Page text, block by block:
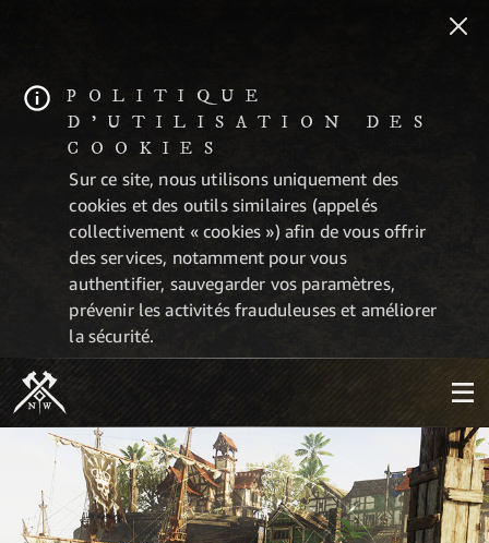
POLITIQUE
D'UTILISATION DES
COOKIES
Sur ce site, nous utilisons uniquement des
cookies et des outils similaires (appelés
collectivement « cookies ») afin de vous offrir
des services, notamment pour vous
authentifier, sauvegarder vos paramètres,
prévenir les activités frauduleuses et améliorer
la sécurité.